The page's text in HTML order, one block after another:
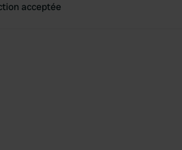
acceptée